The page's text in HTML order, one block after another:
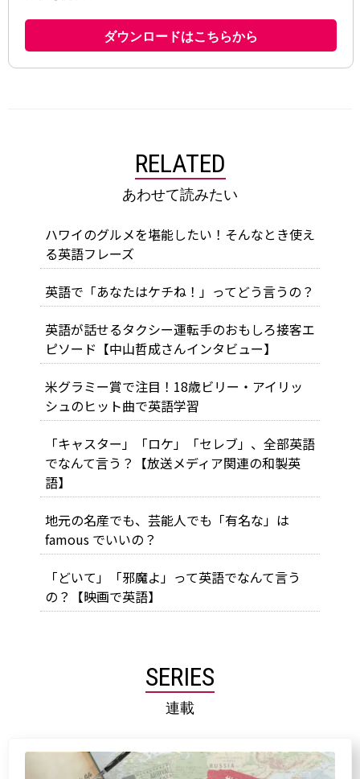
RELATED
あわせて読みたい
ハワイのグルメを堪能したい！そんなとき使え
る英語フレーズ
英語で「あなたはケチね！」ってどう言うの？
英語が話せるタクシー運転手のおもしろ接客エ
ピソード【中山哲成さんインタビュー】
米グラミー賞で注目！18歳ビリー・アイリッ
シュのヒット曲で英語学習
「キャスター」「ロケ」「セレブ」、全部英語
でなんて言う？【放送メディア関連の和製英
語】
地元の名産でも、芸能人でも「有名な」は
famous でいいの？
「どいて」「邪魔よ」って英語でなんて言う
の？【映画で英語】
SERIES
連載